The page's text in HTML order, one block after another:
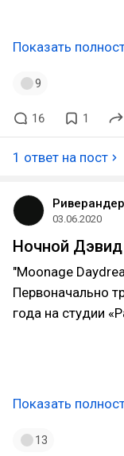
Показать
9
16 1
1 ответ на пост
Риверандер
03.06.2020
Ночной Дэвид
"Moonage
Первоначально
года на студии
Показать
13